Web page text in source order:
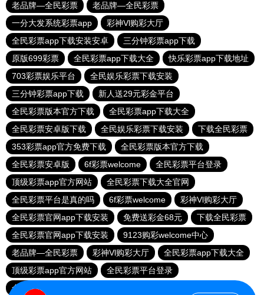
老品牌—全民彩票
老品牌—全民彩票
一分大发系统彩票app
彩神Vl购彩大厅
全民彩票app下载安装安卓
三分钟彩票app下载
原版699彩票
全民彩票app下载大全
快乐彩票app下载地址
703彩票娱乐平台
全民娱乐彩票下载安装
三分钟彩票app下载
新人送29元彩金平台
全民彩票版本官方下载
全民彩票app下载大全
全民彩票安卓版下载
全民娱乐彩票下载安装
下载全民彩票
353彩票app官方免费下载
全民彩票版本官方下载
全民彩票安卓版
6f彩票welcome
全民彩票平台登录
顶级彩票app官方网站
全民彩票下载大全官网
全民彩票平台是真的吗
6f彩票welcome
彩神Vl购彩大厅
全民彩票官网app下载安装
免费送彩金68元
下载全民彩票
全民彩票官网app下载安装
9123购彩welcome中心
老品牌—全民彩票
彩神Vl购彩大厅
全民彩票app下载大全
顶级彩票app官方网站
全民彩票平台登录
全民彩票平台登录